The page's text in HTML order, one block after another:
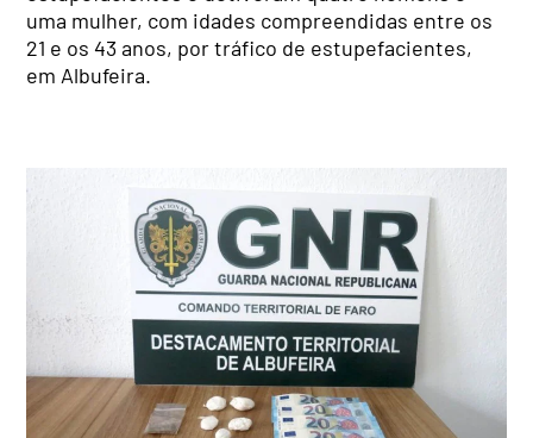
uma mulher, com idades compreendidas entre os
21 e os 43 anos, por tráfico de estupefacientes,
em Albufeira.